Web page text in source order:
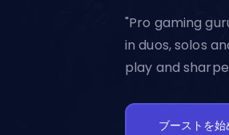
Path of Exile 2
"Pro gaming
in duos, solos
play and
ブーストを始